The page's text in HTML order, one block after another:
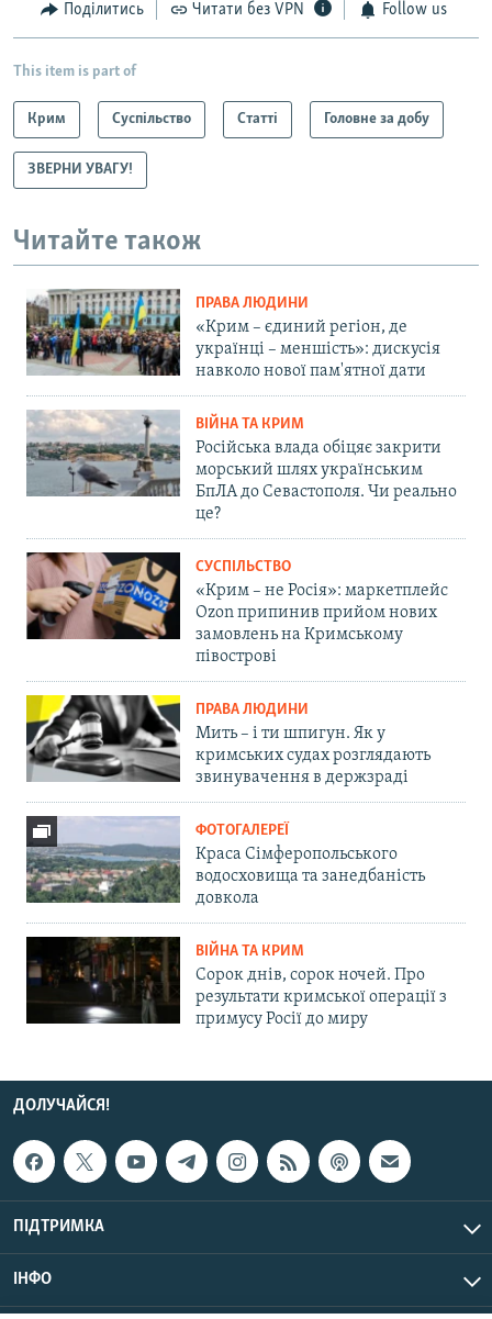
Поділитись Читати без VPN Follow us
This item is part of
Крим Суспільство Статті Головне за добу
ЗВЕРНИ УВАГУ!
Читайте також
ПРАВА ЛЮДИНИ
«Крим – єдиний регіон, де
українці – меншість»: дискусія
навколо нової пам'ятної дати
ВІЙНА ТА КРИМ
Російська влада обіцяє закрити
морський шлях українським
БпЛА до Севастополя. Чи реально
це?
СУСПІЛЬСТВО
«Крим – не Росія»: маркетплейс
Ozon припинив прийом нових
замовлень на Кримському
півострові
ПРАВА ЛЮДИНИ
Мить – і ти шпигун. Як у
кримських судах розглядають
звинувачення в держзраді
ФОТОГАЛЕРЕЇ
Краса Сімферопольського
водосховища та занедбаність
довкола
ВІЙНА ТА КРИМ
Сорок днів, сорок ночей. Про
результати кримської операції з
примусу Росії до миру
ДОЛУЧАЙСЯ!
ПІДТРИМКА
ІНФО